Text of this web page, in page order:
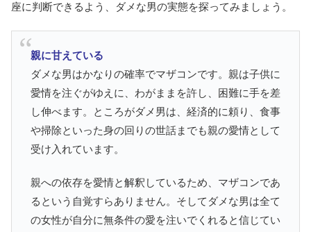
座に判断できるよう、ダメな男の実態を探ってみましょう。
親に甘えている
ダメな男はかなりの確率でマザコンです。親は子供に
愛情を注ぐがゆえに、わがままを許し、困難に手を差
し伸べます。ところがダメ男は、経済的に頼り、食事
や掃除といった身の回りの世話までも親の愛情として
受け入れています。
親への依存を愛情と解釈しているため、マザコンであ
るという自覚すらありません。そしてダメな男は全て
の女性が自分に無条件の愛を注いでくれると信じてい